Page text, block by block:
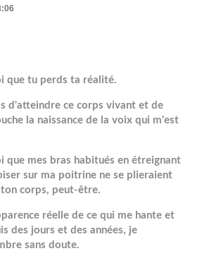
que tu perds ta réalité.
d'atteindre ce corps vivant et de
la naissance de la voix qui m'est
que mes bras habitués en étreignant
sur ma poitrine ne se plieraient
corps, peut-être.
réelle de ce qui me hante et
des jours et des années, je
sans doute.